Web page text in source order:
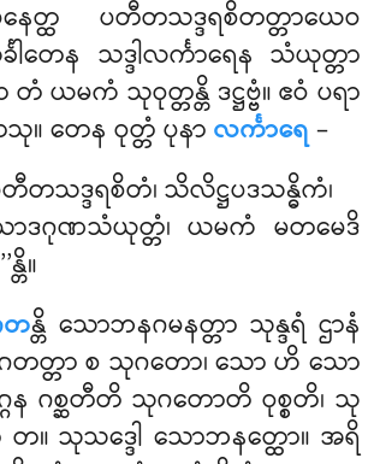
ထ ပတီတသဒ္ဒရစိတတ္တာယေဝ
တေန သဒ္ဒါလင်္ကာရေန သံယုတ္တာ
ယမကံ သုဝုတ္တန္တိ ဒဋ္ဌဗ္ဗံ။ ဧဝံ ပရာ
။ တေန ဝုတ္တံ ပုနာလင်္ကာရေ–
တီတသဒ္ဒရစိတံ၊ သိလိဋ္ဌပဒသန္ဓိကံ၊
ာဒဂုဏသံယုတ္တံ၊ ယမကံ မတမေဒိ
တိ။
တန္တိ သောဘနဂမနတ္တာ သုန္ဒရံ ဌာနံ
တတ္တာ စ သုဂတော၊ သော ဟိ သော
န ဂစ္ဆတီတိ သုဂတောတိ ဝုစ္စတိ၊ သု
တ။ သုသဒ္ဒေါ သောဘနတ္ထော။ အရိ